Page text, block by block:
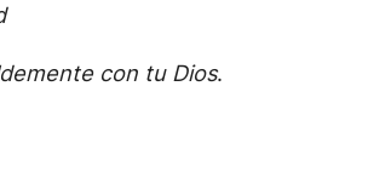
con tu Dios.